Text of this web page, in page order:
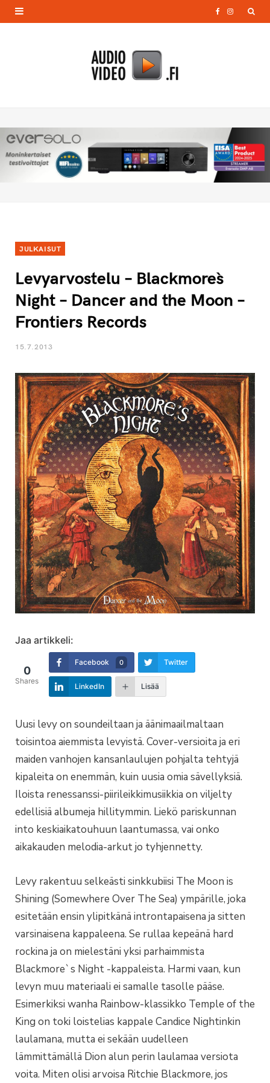
o
k
I
r
a
JULKAISUT
Levyarvostelu – Blackmore`s
Night – Dancer and the Moon –
Frontiers Records
15.7.2013
Jaa artikkeli:
0
Shares
Facebook 0 Twitter
LinkedIn Lisää
Uusi levy on soundeiltaan ja äänimaailmaltaan
toisintoa aiemmista levyistä. Cover-versioita ja eri
maiden vanhojen kansanlaulujen pohjalta tehtyjä
kipaleita on enemmän, kuin uusia omia sävellyksiä.
Iloista renessanssi-piirileikkimusiikkia on viljelty
edellisiä albumeja hillitymmin. Liekö pariskunnan
into keskiaikatouhuun laantumassa, vai onko
aikakauden melodia-arkut jo tyhjennetty.
Levy rakentuu selkeästi sinkkubiisi The Moon is
Shining (Somewhere Over The Sea) ympärille, joka
esitetään ensin ylipitkänä introntapaisena ja sitten
varsinaisena kappaleena. Se rullaa kepeänä hard
rockina ja on mielestäni yksi parhaimmista
Blackmore`s Night -kappaleista. Harmi vaan, kun
levyn muu materiaali ei samalle tasolle pääse.
Esimerkiksi wanha Rainbow-klassikko Temple of the
King on toki loistelias kappale Candice Nightinkin
laulamana, mutta ei sekään uudelleen
lämmittämällä Dion alun perin laulamaa versiota
voita. Miten olisi arvoisa Ritchie Blackmore, jos